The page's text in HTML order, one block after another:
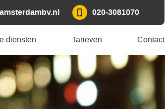
020-3081070
diensten Tarieven Contact